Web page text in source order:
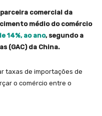
comercial da
médio do comércio
14%, ao ano, segundo a
(GAC) da China.
taxas de importações de
o comércio entre o